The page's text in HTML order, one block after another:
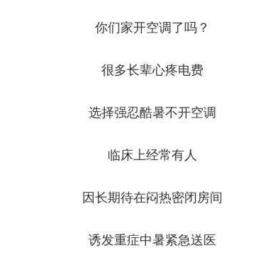
你们家开空调了吗？
很多长辈心疼电费
选择强忍酷暑不开空调
临床上经常有人
因长期待在闷热密闭房间
诱发重症中暑紧急送医